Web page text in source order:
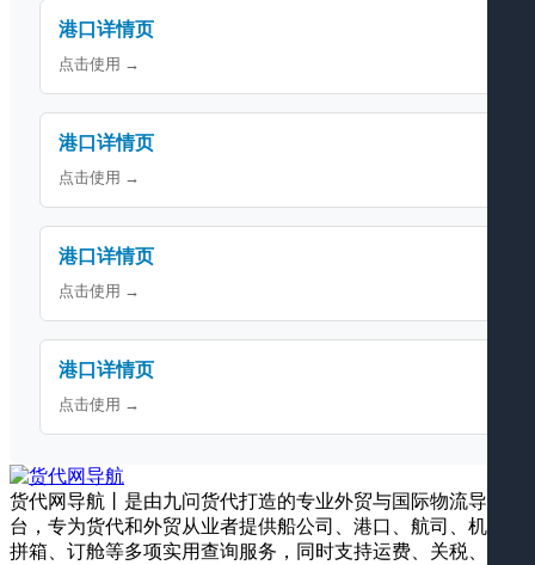
港口详情页
点击使用 →
港口详情页
点击使用 →
港口详情页
点击使用 →
港口详情页
点击使用 →
货代网导航丨是由九问货代打造的专业外贸与国际物流导航平
台，专为货代和外贸从业者提供船公司、港口、航司、机场、
拼箱、订舱等多项实用查询服务，同时支持运费、关税、海关